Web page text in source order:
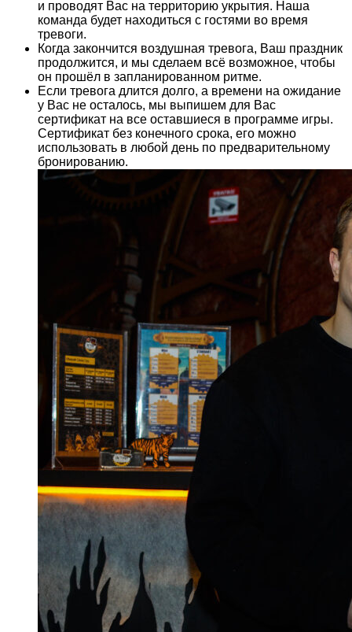
и проводят Вас на территорию укрытия. Наша
команда будет находиться с гостями во время
тревоги.
Когда закончится воздушная тревога, Ваш праздник
продолжится, и мы сделаем всё возможное, чтобы
он прошёл в запланированном ритме.
Если тревога длится долго, а времени на ожидание
у Вас не осталось, мы выпишем для Вас
сертификат на все оставшиеся в программе игры.
Сертификат без конечного срока, его можно
использовать в любой день по предварительному
бронированию.